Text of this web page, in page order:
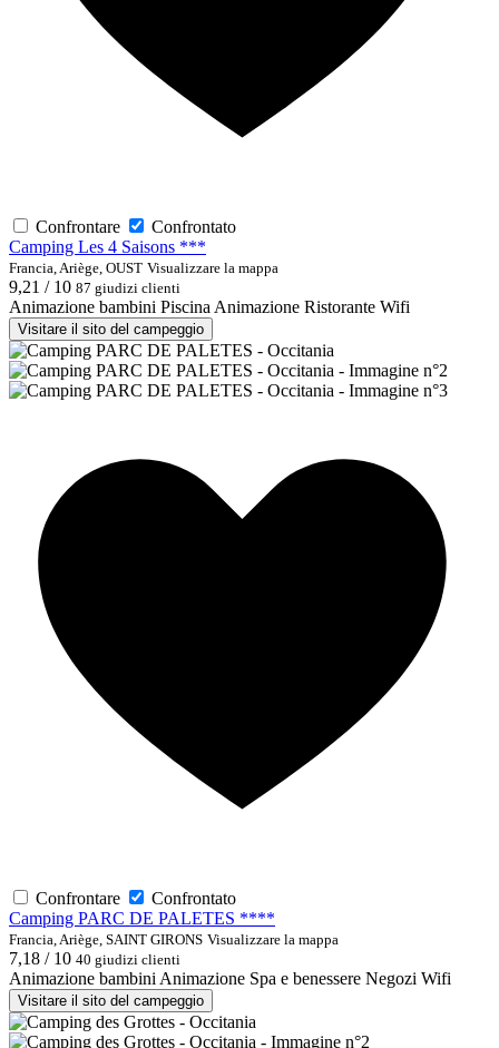
Confrontare
Confrontato
Camping Les 4 Saisons ***
Francia, Ariège, OUST Visualizzare la mappa
9,21 / 10 87 giudizi clienti
Animazione bambini PiscinaAnimazione Ristorante Wifi
Visitare il sito del campeggio
Confrontare
Confrontato
Camping PARC DE PALETES ****
Francia, Ariège, SAINT GIRONS Visualizzare la mappa
7,18 / 10 40 giudizi clienti
Animazione bambiniAnimazione Spa e benessere Negozi Wifi
Visitare il sito del campeggio